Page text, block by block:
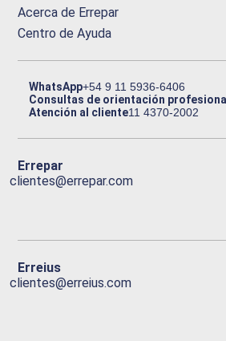
Acerca de Errepar
Centro de Ayuda
WhatsApp+54 9 11 5936-6406
Consultas de orientación
Atención al cliente11 4370-2002
Errepar
clientes@errepar.com
Erreius
clientes@erreius.com